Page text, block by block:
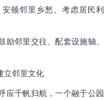
顿邻里乡愁、考虑居民利
励邻里交往、配套设施轴、
立邻里文化
应千帆归航，一个融于公园